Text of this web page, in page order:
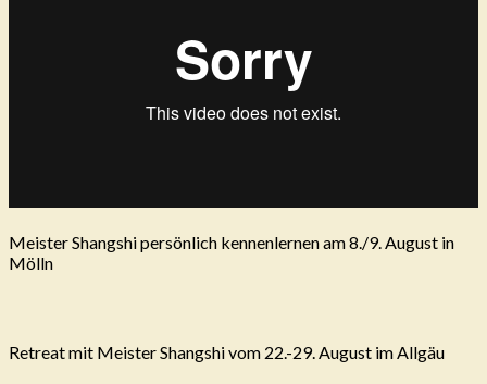
Meister Shangshi persönlich kennenlernen am 8./9. August in
Mölln
Retreat mit Meister Shangshi vom 22.-29. August im Allgäu